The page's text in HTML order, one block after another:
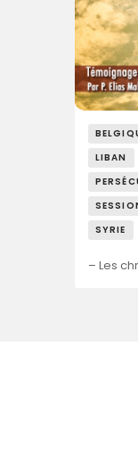
LIBAN
SYRIE
– Les